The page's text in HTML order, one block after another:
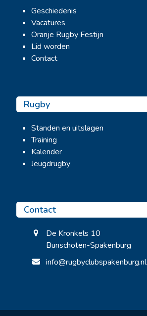
Geschiedenis
Vacatures
Oranje Rugby Festijn
Lid worden
Contact
Rugby
Standen en uitslagen
Training
Kalender
Jeugdrugby
Contact
De Kronkels 10
Bunschoten-Spakenburg
info@rugbyclubspakenburg.nl